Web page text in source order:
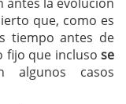
que, como es
tiempo antes de
fijo que incluso se
algunos casos